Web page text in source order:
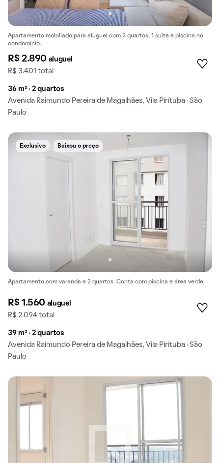
Apartamento mobiliado para aluguel com 2 quartos, 1 suíte e piscina no
condomínio.
R$ 2.890 aluguel
R$ 3.401 total
36 m² · 2 quartos
Avenida Raimundo Pereira de Magalhães, Vila Pirituba · São
Paulo
Exclusivo Baixou o preço
Apartamento com varanda e 2 quartos. Conta com piscina e área verde.
R$ 1.560 aluguel
R$ 2.094 total
39 m² · 2 quartos
Avenida Raimundo Pereira de Magalhães, Vila Pirituba · São
Paulo